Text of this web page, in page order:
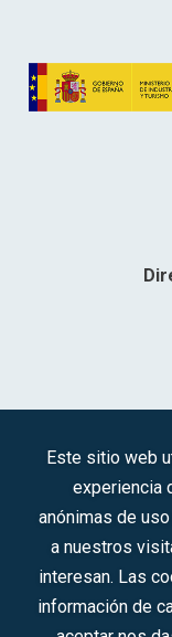
Sociedad Mercantil
Inscrita en el R.M.
Este sitio web
experiencia
anónimas de
a nuestros
interesan. Las
información de